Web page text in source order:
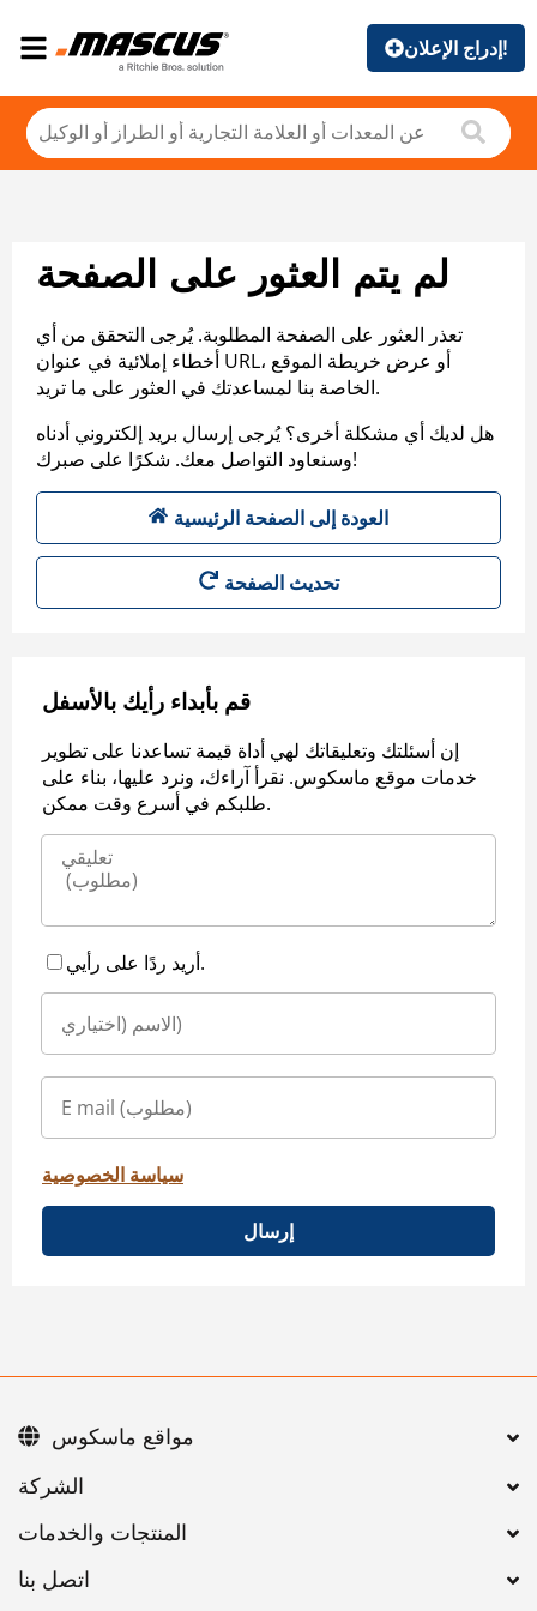
إدراج الإعلان!
لم يتم العثور على الصفحة
تعذر العثور على الصفحة المطلوبة. يُرجى التحقق من أي
أخطاء إملائية في عنوان URL، أو عرض خريطة الموقع
الخاصة بنا لمساعدتك في العثور على ما تريد.
هل لديك أي مشكلة أخرى؟ يُرجى إرسال بريد إلكتروني أدناه
وسنعاود التواصل معك. شكرًا على صبرك!
العودة إلى الصفحة الرئيسية
تحديث الصفحة
قم بأبداء رأيك بالأسفل
إن أسئلتك وتعليقاتك لهي أداة قيمة تساعدنا على تطوير
خدمات موقع ماسكوس. نقرأ آراءك، ونرد عليها، بناء على
طلبكم في أسرع وقت ممكن.
أريد ردًا على رأيي.
سياسة الخصوصية
إرسال
اتصل بنا
مواقع ماسكوس